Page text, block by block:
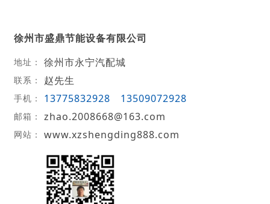
徐州市盛鼎节能设备有限公司
地址： 徐州市永宁汽配城
联系： 赵先生
手机： 13775832928 13509072928
邮箱： zhao.2008668@163.com
网站： www.xzshengding888.com